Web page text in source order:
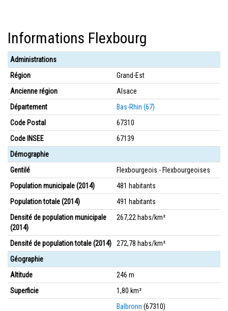
Informations Flexbourg
Administrations
Région
Grand-Est
Ancienne région
Alsace
Département
Bas-Rhin (67)
Code Postal
67310
Code INSEE
67139
Démographie
Gentilé
Flexbourgeois - Flexbourgeoises
Population municipale (2014)
481 habitants
Population totale (2014)
491 habitants
Densité de population municipale
(2014)
267,22 habs/km²
Densité de population totale (2014)
272,78 habs/km²
Géographie
Altitude
246 m
Superficie
1,80 km²
Balbronn (67310)